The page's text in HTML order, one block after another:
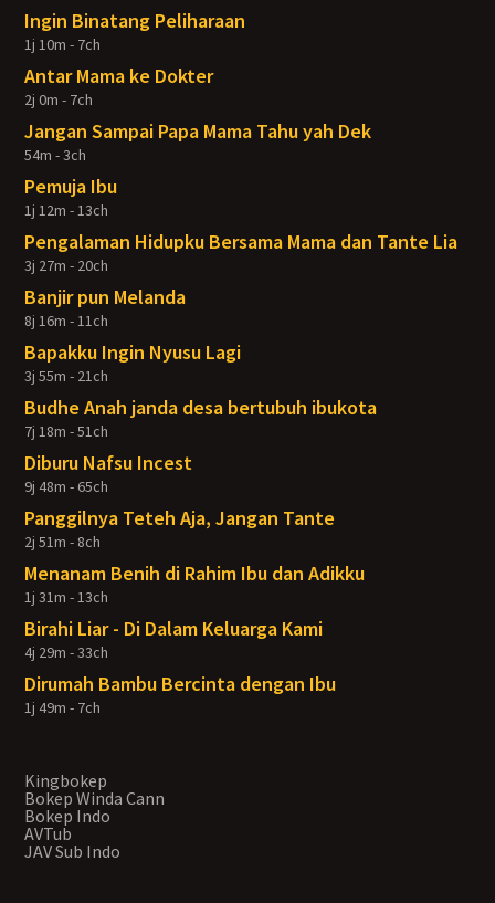
Ingin Binatang Peliharaan
1j 10m - 7ch
Antar Mama ke Dokter
2j 0m - 7ch
Jangan Sampai Papa Mama Tahu yah Dek
54m - 3ch
Pemuja Ibu
1j 12m - 13ch
Pengalaman Hidupku Bersama Mama dan Tante Lia
3j 27m - 20ch
Banjir pun Melanda
8j 16m - 11ch
Bapakku Ingin Nyusu Lagi
3j 55m - 21ch
Budhe Anah janda desa bertubuh ibukota
7j 18m - 51ch
Diburu Nafsu Incest
9j 48m - 65ch
Panggilnya Teteh Aja, Jangan Tante
2j 51m - 8ch
Menanam Benih di Rahim Ibu dan Adikku
1j 31m - 13ch
Birahi Liar - Di Dalam Keluarga Kami
4j 29m - 33ch
Dirumah Bambu Bercinta dengan Ibu
1j 49m - 7ch
Kingbokep
Bokep Winda Cann
Bokep Indo
AVTub
JAV Sub Indo